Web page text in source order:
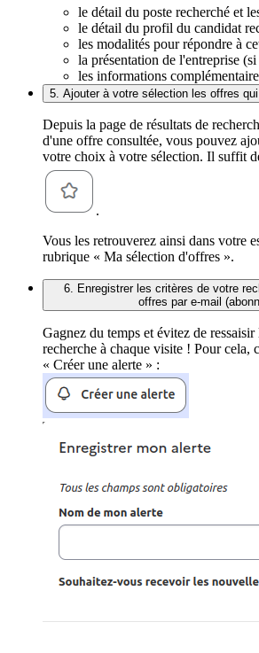
le détail du poste recherché et
le détail du profil du candidat
les modalités pour répondre à
la présentation de l'entreprise (si
les informations
5. Ajouter à votre sélection les offres
Depuis la page de résultats de
d'une offre consultée, vous pouvez
votre choix à votre sélection. Il suffit
.
Vous les retrouverez ainsi dans votre
rubrique « Ma sélection d'offres ».
6. Enregistrer les critères de votre
offres par e-mail
Gagnez du temps et évitez de
recherche à chaque visite ! Pour cela,
« Créer une alerte » :